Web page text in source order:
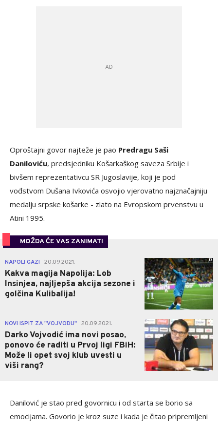
Oproštajni govor najteže je pao Predragu Saši
Daniloviću, predsjedniku Košarkaškog saveza Srbije i
bivšem reprezentativcu SR Jugoslavije, koji je pod
vođstvom Dušana Ivkovića osvojio vjerovatno najznačajniju
medalju srpske košarke - zlato na Evropskom prvenstvu u
Atini 1995.
MOŽDA ĆE VAS ZANIMATI
NAPOLI GAZI 20.09.2021.
Kakva magija Napolija: Lob
Insinjea, najljepša akcija sezone i
golčina Kulibalija!
0
NOVI ISPIT ZA "VOJVODU" 20.09.2021.
Darko Vojvodić ima novi posao,
ponovo će raditi u Prvoj ligi FBiH:
Može li opet svoj klub uvesti u
viši rang?
0
Danilović je stao pred govornicu i od starta se borio sa
emocijama. Govorio je kroz suze i kada je čitao pripremljeni